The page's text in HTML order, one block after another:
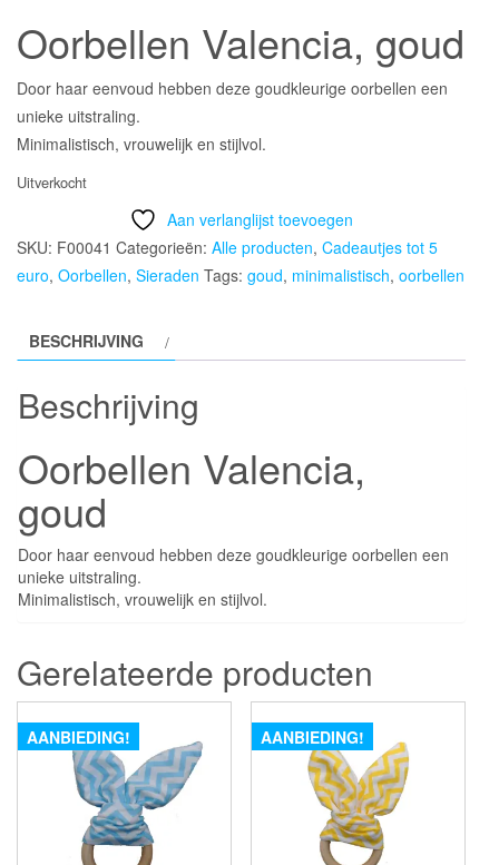
Oorbellen Valencia, goud
Door haar eenvoud hebben deze goudkleurige oorbellen een
unieke uitstraling.
Minimalistisch, vrouwelijk en stijlvol.
Uitverkocht
Aan verlanglijst toevoegen
SKU: F00041 Categorieën: Alle producten, Cadeautjes tot 5
euro, Oorbellen, Sieraden Tags: goud, minimalistisch, oorbellen
BESCHRIJVING
Beschrijving
Oorbellen Valencia,
goud
Door haar eenvoud hebben deze goudkleurige oorbellen een
unieke uitstraling.
Minimalistisch, vrouwelijk en stijlvol.
Gerelateerde producten
AANBIEDING! AANBIEDING!